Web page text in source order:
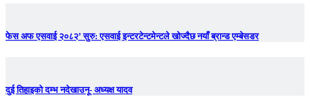
फेस अफ एसवाई २०८२’ सुरु: एसवाई इन्टरटेन्टमेन्टले खोज्दैछ नयाँ ब्रान्ड एम्बेसडर
दुई तिहाइको दम्भ नदेखाउनू- अध्यक्ष यादव